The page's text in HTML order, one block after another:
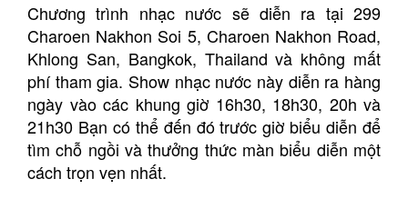
Chương trình nhạc nước sẽ diễn ra tại 299
Charoen Nakhon Soi 5, Charoen Nakhon Road,
Khlong San, Bangkok, Thailand và không mất
phí tham gia. Show nhạc nước này diễn ra hàng
ngày vào các khung giờ 16h30, 18h30, 20h và
21h30 Bạn có thể đến đó trước giờ biểu diễn để
tìm chỗ ngồi và thưởng thức màn biểu diễn một
cách trọn vẹn nhất.